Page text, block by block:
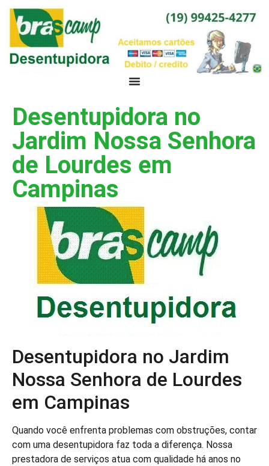
Desentupidora no
Jardim Nossa Senhora
de Lourdes em
Campinas
Desentupidora no Jardim
Nossa Senhora de Lourdes
em Campinas
Quando você enfrenta problemas com obstruções, contar
com uma desentupidora faz toda a diferença. Nossa
prestadora de serviços atua com qualidade há anos no